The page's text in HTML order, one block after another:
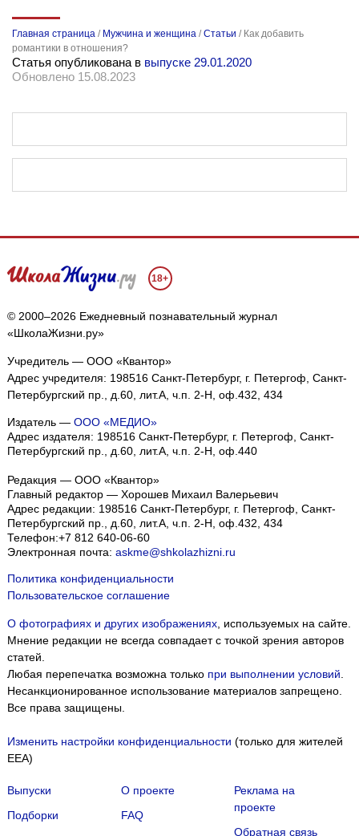
Главная страница / Мужчина и женщина /Статьи / Как добавить
романтики в отношения?
Статья опубликована в выпуске 29.01.2020
Обновлено 15.08.2023
18+
© 2000–2026 Ежедневный познавательный журнал
«ШколаЖизни.ру»
Учредитель — ООО «Квантор»
Адрес учредителя: 198516 Санкт-Петербург, г. Петергоф, Санкт-
Петербургский пр., д.60, лит.А, ч.п. 2-Н, оф.432, 434
Издатель — ООО «МЕДИО»
Адрес издателя: 198516 Санкт-Петербург, г. Петергоф, Санкт-
Петербургский пр., д.60, лит.А, ч.п. 2-Н, оф.440
Редакция — ООО «Квантор»
Главный редактор — Хорошев Михаил Валерьевич
Адрес редакции: 198516 Санкт-Петербург, г. Петергоф Санкт-
Петербургский пр., д.60, лит.А, ч.п. 2-Н, оф.432, 434
Телефон:+7 812 640-06-60
Электронная почта: askme@shkolazhizni.ru
Политика конфиденциальности
Пользовательское соглашение
О фотографиях и других изображениях, используемых на сайте.
Мнение редакции не всегда совпадает с точкой зрения авторов
статей.
Любая перепечатка возможна только при выполнении условий
Несанкционированное использование материалов запрещено.
Все права защищены.
Изменить настройки конфиденциальности (только для жителей
EEA)
Выпуски
Подборки
О проекте
FAQ
Реклама на
проекте
Обратная связь